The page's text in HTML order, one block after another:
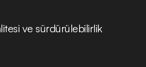
ve sürdürülebilirlik